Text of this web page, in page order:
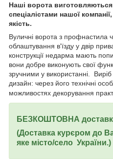
Наші ворота
спеціалістами нашої
якість.
Вуличні ворота з профнастила
облаштування в'їзду у двір
конструкції недарма мають
вони добре виконують свої
зручними у використанні.
дизайн: через його технічні
можливостях декорування
БЕЗКОШТОВНА доставка
(Доставка курєром до
яке місто/село України.)